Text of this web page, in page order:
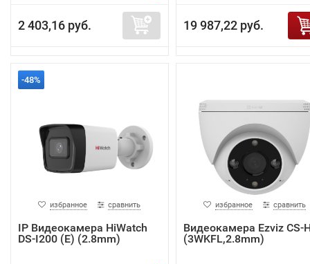
2 403,16 руб. 19 987,22 руб.
-48%
избранное сравнить
IP Видеокамера HiWatch
DS-I200 (E) (2.8mm)
избранное сравнить
Видеокамера Ezviz CS-
(3WKFL,2.8mm)